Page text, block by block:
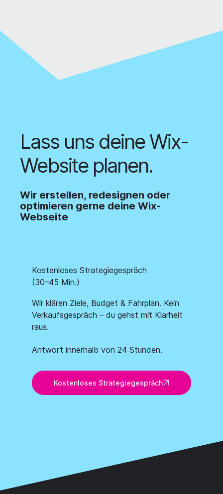
Lass uns deine Wix-
Website planen.
Wir erstellen, redesignen oder
optimieren gerne deine Wix-
Webseite
Kostenloses Strategiegespräch
(30–45 Min.)
Wir klären Ziele, Budget & Fahrplan. Kein
Verkaufsgespräch – du gehst mit Klarheit
raus.
Kostenloses Strategiegespräch
Antwort innerhalb von 24 Stunden.